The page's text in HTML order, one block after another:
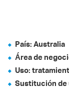
País: Australia
Área de
Uso:
Sustitución de